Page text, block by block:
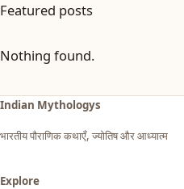
Featured posts
Nothing found.
Indian Mythologys
भारतीय पौराणिक कथाएँ, ज्योतिष और आध्यात्म
Explore